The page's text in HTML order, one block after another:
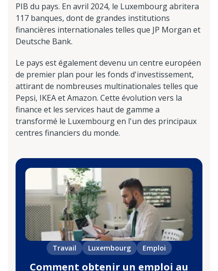
PIB du pays. En avril 2024, le Luxembourg abritera
117 banques, dont de grandes institutions
financières internationales telles que JP Morgan et
Deutsche Bank.
Le pays est également devenu un centre européen
de premier plan pour les fonds d'investissement,
attirant de nombreuses multinationales telles que
Pepsi, IKEA et Amazon. Cette évolution vers la
finance et les services haut de gamme a
transformé le Luxembourg en l'un des principaux
centres financiers du monde.
Travail Luxembourg Emploi
Comment obtenir un emploi au